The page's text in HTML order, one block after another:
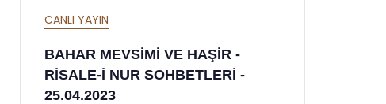
CANLI YAYIN
BAHAR MEVSİMİ VE HAŞİR -
RİSALE-İ NUR SOHBETLERİ -
25.04.2023